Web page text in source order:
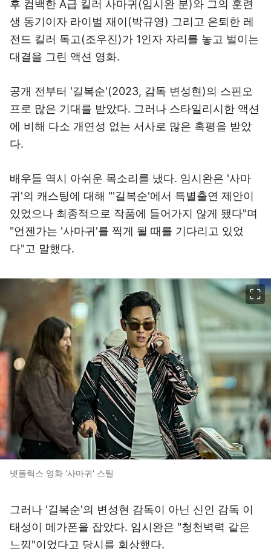
후 컴백한 A급 킬러 사마귀(임시완 분)와 그의 훈련
생 동기이자 라이벌 재이(박규영) 그리고 은퇴한 레
전드 킬러​ 독고(조우진)가 1인자 자리를 놓고 벌이는
대결을 그린 액션 영화.
공개 전부터 '길복순'(2023, 감독 변성현)의 스핀오
프로 많은 기대를 받았다. 그러나 스타일리시한 액션
에 비해 다소 개연성 없는 서사로 많은 혹평을 받았
다.
배우들 역시 아쉬운 목소리를 냈다. 임시완은 '사마
귀'의 캐스팅에 대해 "'길복순'에서 특별출연 제안이
있었으나 최종적으로 작품에 들어가지 않게 됐다"며
"언젠가는 '사마귀'를 찍게 될 때를 기다리고 있었
다"고 말했다.
넷플릭스 영화 '사마귀' 스틸
그러나 '길복순'의 변성현 감독이 아닌 신인 감독 이
태성이 메가폰을 잡았다. 임시완은 "청천벽력 같은
느낌"이었다고 당시를 회상했다.